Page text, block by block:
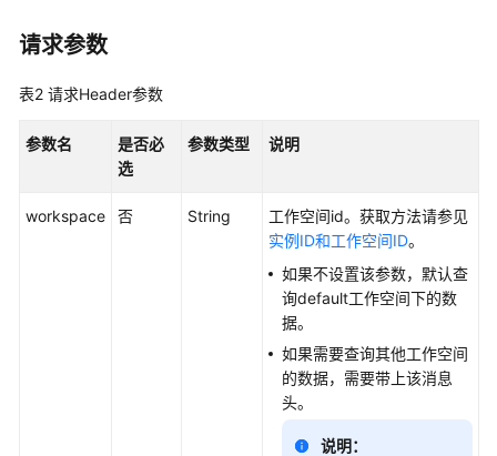
用
必
览
请求参数
表2 请求Header参数
参数名
是否必
选
参数类型 说明
workspace 否 String
工作空间id。获取方法请参见
实例ID和工作空间ID。
如果不设置该参数，默认查
询default工作空间下的数
据。
如果需要查询其他工作空间
的数据，需要带上该消息
头。
说明：